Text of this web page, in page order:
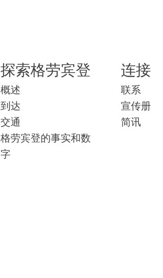
探索格劳宾登
概述
到达
交通
格劳宾登的事实和数
字
连接
联系
宣传册
简讯